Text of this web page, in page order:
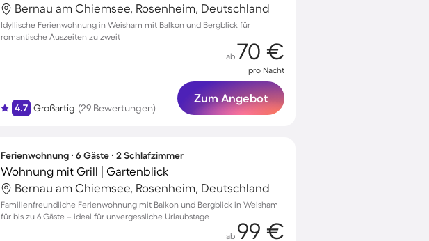
Bernau am Chiemsee, Rosenheim, Deutschland
Idyllische Ferienwohnung in Weisham mit Balkon und Bergblick für
romantische Auszeiten zu zweit
4.7 Großartig (29 Bewertungen)
ab 70 €
pro Nacht
Zum Angebot
Ferienwohnung ∙ 6 Gäste ∙ 2 Schlafzimmer
Wohnung mit Grill | Gartenblick
Bernau am Chiemsee, Rosenheim, Deutschland
Familienfreundliche Ferienwohnung mit Balkon und Bergblick in Weisham
für bis zu 6 Gäste – ideal für unvergessliche Urlaubstage
ab 99 €